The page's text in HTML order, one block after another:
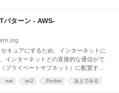
しまう。できるだけシステムを疎結合
を疎結合にする一つの方法は、システ
受け渡しをメッセージの送受信で行う
システム連携できる。この方法の場
解消しやすい。また、仮想サーバーに
セージはキューに残っているので、仮
ターン - AWS-
キュアにするため、インターネットに
インターネットとの直接的な通信がで
プライベートサブネット）に配置する
バーやプロキシーサーバーを経由する
nat ec2 Pocket あとでみる